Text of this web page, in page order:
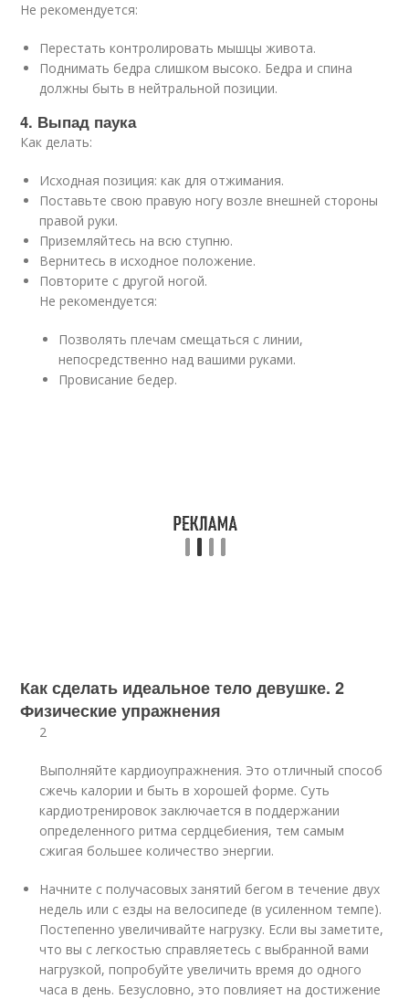
Не рекомендуется:
Перестать контролировать мышцы живота.
Поднимать бедра слишком высоко. Бедра и спина
должны быть в нейтральной позиции.
4. Выпад паука
Как делать:
Исходная позиция: как для отжимания.
Поставьте свою правую ногу возле внешней стороны
правой руки.
Приземляйтесь на всю ступню.
Вернитесь в исходное положение.
Повторите с другой ногой.
Не рекомендуется:
Позволять плечам смещаться с линии,
непосредственно над вашими руками.
Провисание бедер.
Как сделать идеальное тело девушке. 2
Физические упражнения
2
Выполняйте кардиоупражнения. Это отличный способ
сжечь калории и быть в хорошей форме. Суть
кардиотренировок заключается в поддержании
определенного ритма сердцебиения, тем самым
сжигая большее количество энергии.
Начните с получасовых занятий бегом в течение двух
недель или с езды на велосипеде (в усиленном темпе).
Постепенно увеличивайте нагрузку. Если вы заметите,
что вы с легкостью справляетесь с выбранной вами
нагрузкой, попробуйте увеличить время до одного
часа в день. Безусловно, это повлияет на достижение